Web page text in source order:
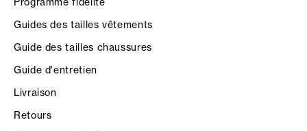
Guides des tailles vêtements
Guide des tailles chaussures
Guide d'entretien
Livraison
Retours